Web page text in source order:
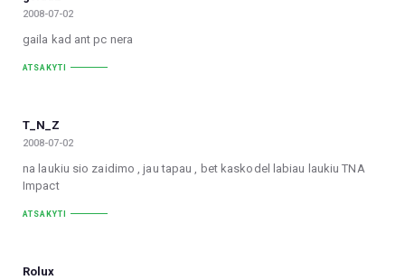
2008-07-02
gaila kad ant pc nera
ATSAKYTI
T_N_Z
2008-07-02
na laukiu sio zaidimo , jau tapau , bet kaskodel labiau laukiu TNA
Impact
ATSAKYTI
Rolux